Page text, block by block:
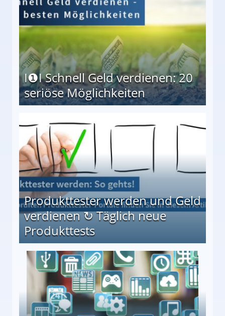
I❶I Schnell Geld verdienen: 20
seriöse Möglichkeiten
Produkttester werden und Geld
verdienen ↻ Täglich neue
Produkttests
↻ Täglich neue Produkttests